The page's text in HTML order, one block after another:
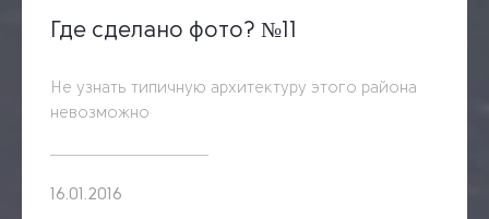
Где сделано фото? №11
Не узнать типичную архитектуру этого района
невозможно
16.01.2016